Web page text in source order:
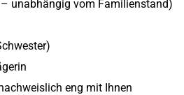
unabhängig vom Familienstand)
eng mit Ihnen